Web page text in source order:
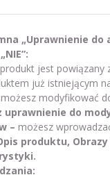
„Uprawnienie do
jest powiązany
już istniejącym
modyfikować
uprawnienie do
– możesz
produktu, Obrazy